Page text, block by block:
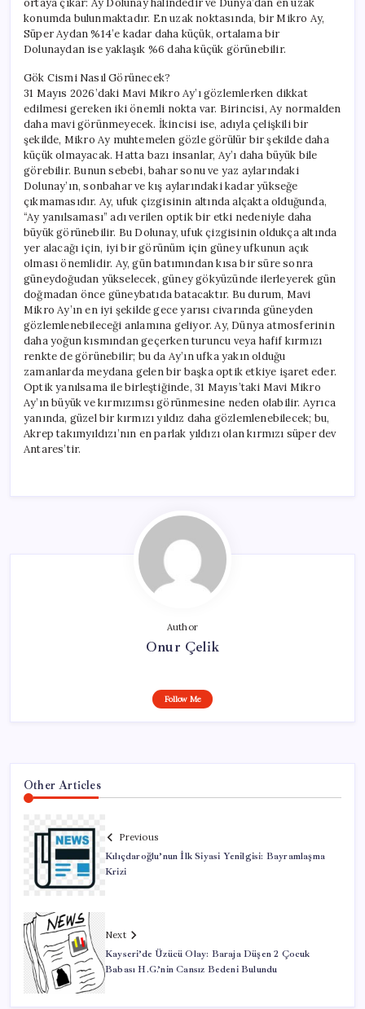
konumda bulunmaktadır. En uzak noktasında, bir Mikro Ay,
Süper Aydan %14’e kadar daha küçük, ortalama bir
Dolunaydan ise yaklaşık %6 daha küçük görünebilir.
Gök Cismi Nasıl Görünecek?
31 Mayıs 2026’daki Mavi Mikro Ay’ı gözlemlerken dikkat
edilmesi gereken iki önemli nokta var. Birincisi, Ay normalden
daha mavi görünmeyecek. İkincisi ise, adıyla çelişkili bir
şekilde, Mikro Ay muhtemelen gözle görülür bir şekilde daha
küçük olmayacak. Hatta bazı insanlar, Ay’ı daha büyük bile
görebilir. Bunun sebebi, bahar sonu ve yaz aylarındaki
Dolunay’ın, sonbahar ve kış aylarındaki kadar yükseğe
çıkmamasıdır. Ay, ufuk çizgisinin altında alçakta olduğunda,
“Ay yanılsaması” adı verilen optik bir etki nedeniyle daha
büyük görünebilir. Bu Dolunay, ufuk çizgisinin oldukça altında
yer alacağı için, iyi bir görünüm için güney ufkunun açık
olması önemlidir. Ay, gün batımından kısa bir süre sonra
güneydoğudan yükselecek, güney gökyüzünde ilerleyerek gün
doğmadan önce güneybatıda batacaktır. Bu durum, Mavi
Mikro Ay’ın en iyi şekilde gece yarısı civarında güneyden
gözlemlenebileceği anlamına geliyor. Ay, Dünya atmosferinin
daha yoğun kısmından geçerken turuncu veya hafif kırmızı
renkte de görünebilir; bu da Ay’ın ufka yakın olduğu
zamanlarda meydana gelen bir başka optik etkiye işaret eder.
Optik yanılsama ile birleştiğinde, 31 Mayıs’taki Mavi Mikro
Ay’ın büyük ve kırmızımsı görünmesine neden olabilir. Ayrıca
yanında, güzel bir kırmızı yıldız daha gözlemlenebilecek; bu,
Akrep takımyıldızı’nın en parlak yıldızı olan kırmızı süper dev
Antares’tir.
Author
Onur Çelik
Follow Me
Other Articles
Previous
Kılıçdaroğlu’nun İlk Siyasi Yenilgisi: Bayramlaşma
Krizi
Next
Kayseri’de Üzücü Olay: Baraja Düşen 2 Çocuk
Babası H.G.’nin Cansız Bedeni Bulundu